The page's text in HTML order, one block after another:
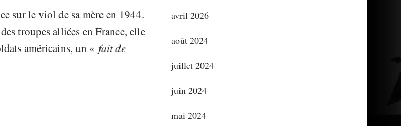
sur le viol de sa mère en 1944.
troupes alliées en France, elle
américains, un «fait de
avril 2026
août 2024
juillet 2024
juin 2024
mai 2024